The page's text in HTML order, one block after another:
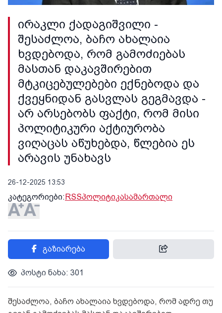
ირაკლი ქადაგიშვილი -
შესაძლოა, ბაჩო ახალაია
ხვდებოდა, რომ გამოძიებას
მასთან დაკავშირებით
მტკიცებულებები ექნებოდა და
ქვეყნიდან გასვლას გეგმავდა -
არ არსებობს ფაქტი, რომ მისი
პოლიტიკური აქტიურობა
ვიღაცას აწუხებდა, წლებია ეს
არავის უნახავს
26-12-2025 13:53
კატეგორიები:RSSპოლიტიკასამართალი
გაზიარება
პოსტი ნახა: 301
შესაძლოა, ბაჩო ახალაია ხვდებოდა, რომ ადრე თუ